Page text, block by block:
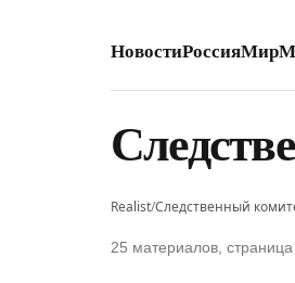
НовостиРоссияМир
Realist/Следственный
25 материалов, страница